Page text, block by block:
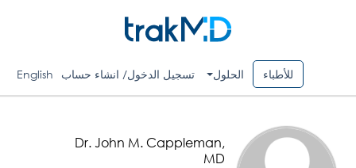
للأطباء الحلول تسجيل الدخول/ انشاء حساب English
Dr. John M. Cappleman,
MD